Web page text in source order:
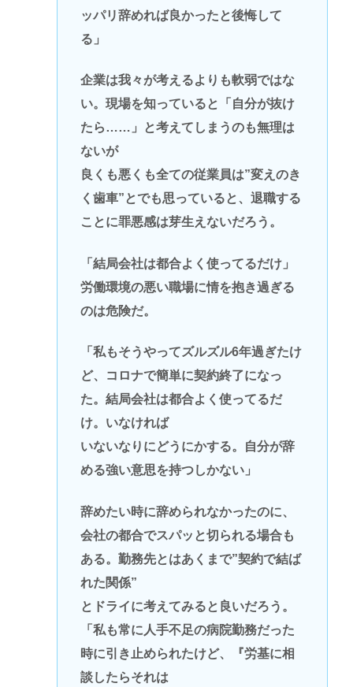
ッパリ辞めれば良かったと後悔して
る」
企業は我々が考えるよりも軟弱ではな
い。現場を知っていると「自分が抜け
たら……」と考えてしまうのも無理は
ないが
良くも悪くも全ての従業員は”変えのき
く歯車”とでも思っていると、退職する
ことに罪悪感は芽生えないだろう。
「結局会社は都合よく使ってるだけ」
労働環境の悪い職場に情を抱き過ぎる
のは危険だ。
「私もそうやってズルズル6年過ぎたけ
ど、コロナで簡単に契約終了になっ
た。結局会社は都合よく使ってるだ
け。いなければ
いないなりにどうにかする。自分が辞
める強い意思を持つしかない」
辞めたい時に辞められなかったのに、
会社の都合でスパッと切られる場合も
ある。勤務先とはあくまで”契約で結ば
れた関係”
とドライに考えてみると良いだろう。
「私も常に人手不足の病院勤務だった
時に引き止められたけど、『労基に相
談したらそれは